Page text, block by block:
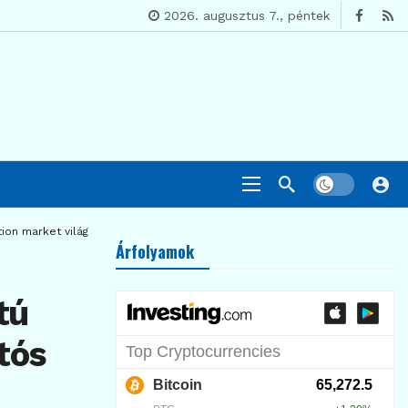
2026. augusztus 7., péntek
market világban
Árfolyamok